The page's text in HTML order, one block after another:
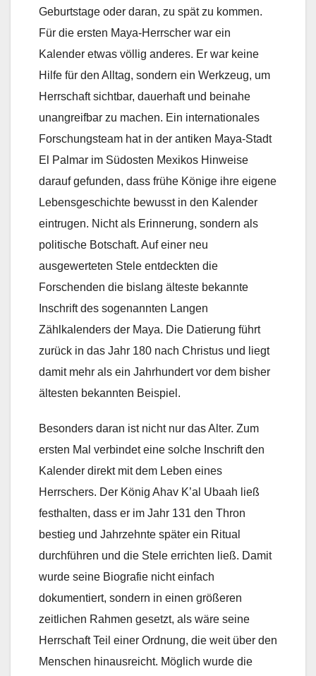
Geburtstage oder daran, zu spät zu kommen.
Für die ersten Maya-Herrscher war ein
Kalender etwas völlig anderes. Er war keine
Hilfe für den Alltag, sondern ein Werkzeug, um
Herrschaft sichtbar, dauerhaft und beinahe
unangreifbar zu machen. Ein internationales
Forschungsteam hat in der antiken Maya-Stadt
El Palmar im Südosten Mexikos Hinweise
darauf gefunden, dass frühe Könige ihre eigene
Lebensgeschichte bewusst in den Kalender
eintrugen. Nicht als Erinnerung, sondern als
politische Botschaft. Auf einer neu
ausgewerteten Stele entdeckten die
Forschenden die bislang älteste bekannte
Inschrift des sogenannten Langen
Zählkalenders der Maya. Die Datierung führt
zurück in das Jahr 180 nach Christus und liegt
damit mehr als ein Jahrhundert vor dem bisher
ältesten bekannten Beispiel.
Besonders daran ist nicht nur das Alter. Zum
ersten Mal verbindet eine solche Inschrift den
Kalender direkt mit dem Leben eines
Herrschers. Der König Ahav K’al Ubaah ließ
festhalten, dass er im Jahr 131 den Thron
bestieg und Jahrzehnte später ein Ritual
durchführen und die Stele errichten ließ. Damit
wurde seine Biografie nicht einfach
dokumentiert, sondern in einen größeren
zeitlichen Rahmen gesetzt, als wäre seine
Herrschaft Teil einer Ordnung, die weit über den
Menschen hinausreicht. Möglich wurde die